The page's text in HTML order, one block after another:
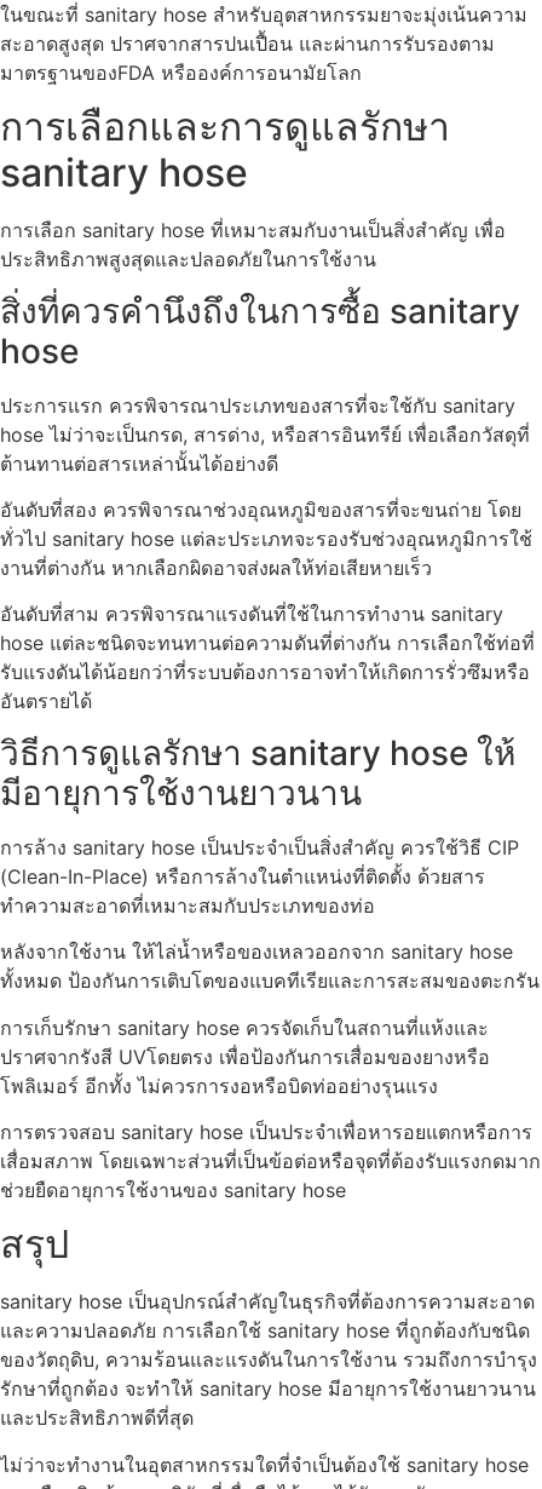
ในขณะที่ sanitary hose สำหรับอุตสาหกรรมยาจะมุ่งเน้นความ
สะอาดสูงสุด ปราศจากสารปนเปื้อน และผ่านการรับรองตาม
มาตรฐานของFDA หรือองค์การอนามัยโลก
การเลือกและการดูแลรักษา
sanitary hose
การเลือก sanitary hose ที่เหมาะสมกับงานเป็นสิ่งสำคัญ เพื่อ
ประสิทธิภาพสูงสุดและปลอดภัยในการใช้งาน
สิ่งที่ควรคำนึงถึงในการซื้อ sanitary
hose
ประการแรก ควรพิจารณาประเภทของสารที่จะใช้กับ sanitary
hose ไม่ว่าจะเป็นกรด, สารด่าง, หรือสารอินทรีย์ เพื่อเลือกวัสดุที่
ต้านทานต่อสารเหล่านั้นได้อย่างดี
อันดับที่สอง ควรพิจารณาช่วงอุณหภูมิของสารที่จะขนถ่าย โดย
ทั่วไป sanitary hose แต่ละประเภทจะรองรับช่วงอุณหภูมิการใช้
งานที่ต่างกัน หากเลือกผิดอาจส่งผลให้ท่อเสียหายเร็ว
อันดับที่สาม ควรพิจารณาแรงดันที่ใช้ในการทำงาน sanitary
hose แต่ละชนิดจะทนทานต่อความดันที่ต่างกัน การเลือกใช้ท่อที่
รับแรงดันได้น้อยกว่าที่ระบบต้องการอาจทำให้เกิดการรั่วซึมหรือ
อันตรายได้
วิธีการดูแลรักษา sanitary hose ให้
มีอายุการใช้งานยาวนาน
การล้าง sanitary hose เป็นประจำเป็นสิ่งสำคัญ ควรใช้วิธี CIP
(Clean-In-Place) หรือการล้างในตำแหน่งที่ติดตั้ง ด้วยสาร
ทำความสะอาดที่เหมาะสมกับประเภทของท่อ
หลังจากใช้งาน ให้ไล่น้ำหรือของเหลวออกจาก sanitary hose
ทั้งหมด ป้องกันการเติบโตของแบคทีเรียและการสะสมของตะกรัน
การเก็บรักษา sanitary hose ควรจัดเก็บในสถานที่แห้งและ
ปราศจากรังสี UVโดยตรง เพื่อป้องกันการเสื่อมของยางหรือ
โพลิเมอร์ อีกทั้ง ไม่ควรการงอหรือบิดท่ออย่างรุนแรง
การตรวจสอบ sanitary hose เป็นประจำเพื่อหารอยแตกหรือการ
เสื่อมสภาพ โดยเฉพาะส่วนที่เป็นข้อต่อหรือจุดที่ต้องรับแรงกดมาก
ช่วยยืดอายุการใช้งานของ sanitary hose
สรุป
sanitary hose เป็นอุปกรณ์สำคัญในธุรกิจที่ต้องการความสะอาด
และความปลอดภัย การเลือกใช้ sanitary hose ที่ถูกต้องกับชนิด
ของวัตถุดิบ, ความร้อนและแรงดันในการใช้งาน รวมถึงการบำรุง
รักษาที่ถูกต้อง จะทำให้ sanitary hose มีอายุการใช้งานยาวนาน
และประสิทธิภาพดีที่สุด
ไม่ว่าจะทำงานในอุตสาหกรรมใดที่จำเป็นต้องใช้ sanitary hose